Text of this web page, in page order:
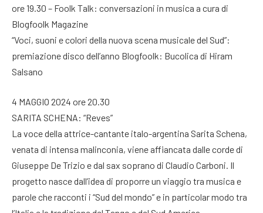
ore 19.30 – Foolk Talk: conversazioni in musica a cura di
Blogfoolk Magazine
“Voci, suoni e colori della nuova scena musicale del Sud”:
premiazione disco dell’anno Blogfoolk: Bucolica di Hiram
Salsano
4 MAGGIO 2024 ore 20.30
SARITA SCHENA: “Reves”
La voce della attrice-cantante italo-argentina Sarita Schena,
venata di intensa malinconia, viene affiancata dalle corde di
Giuseppe De Trizio e dal sax soprano di Claudio Carboni. Il
progetto nasce dall’idea di proporre un viaggio tra musica e
parole che racconti i “Sud del mondo” e in particolar modo tra